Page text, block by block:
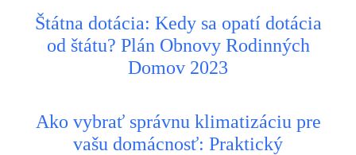
Štátna dotácia: Kedy sa opatí dotácia
od štátu? Plán Obnovy Rodinných
Domov 2023
Ako vybrať správnu klimatizáciu pre
vašu domácnosť: Praktický